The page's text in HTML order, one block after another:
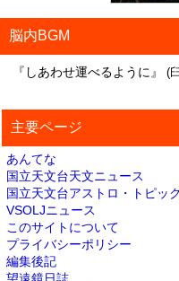
脳内BGM
『しあわせ運べるように』 (
主要ページ
あんてな
国立天文台天文ニュース
国立天文台アストロ・トピッ
VSOLJニュース
このサイトについて
プライバシーポリシー
編集後記